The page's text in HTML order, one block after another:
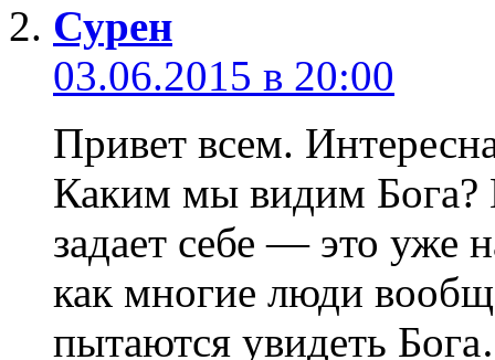
Сурен
03.06.2015 в 20:00
Привет всем.
Каким мы видим Бога?
задает себе — это уже
как многие люди
пытаются увидеть